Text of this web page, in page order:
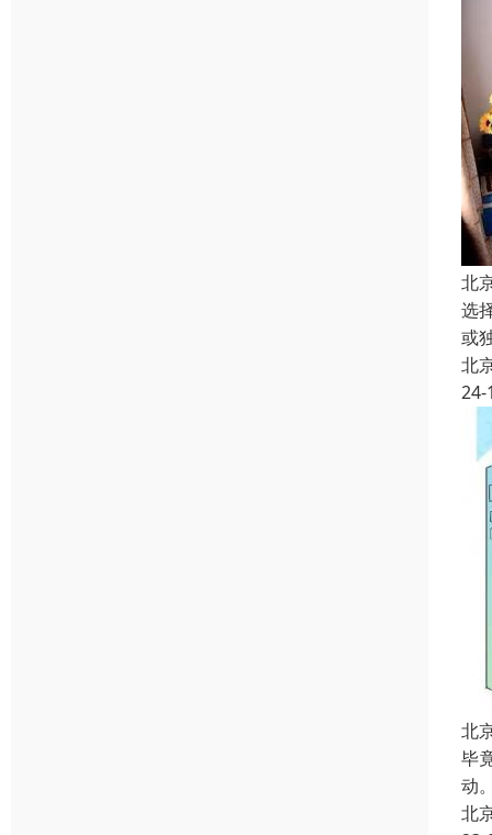
北
选
或
北
24-
北
毕
动
北